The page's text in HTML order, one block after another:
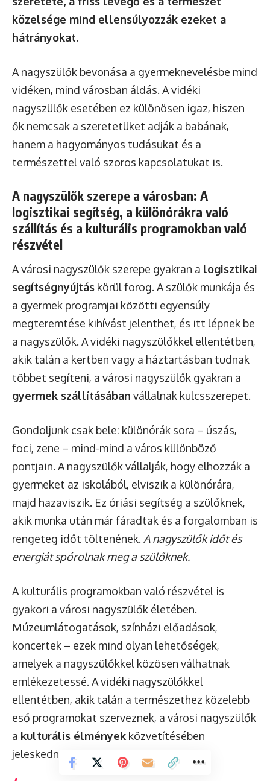
közelsége mind ellensúlyozzák ezeket a
hátrányokat.
A nagyszülők bevonása a gyermeknevelésbe mind
vidéken, mind városban áldás. A vidéki
nagyszülők esetében ez különösen igaz, hiszen
ők nemcsak a szeretetüket adják a babának,
hanem a hagyományos tudásukat és a
természettel való szoros kapcsolatukat is.
A nagyszülők szerepe a városban: A
logisztikai segítség, a különórákra való
szállítás és a kulturális programokban való
részvétel
A városi nagyszülők szerepe gyakran a logisztikai
segítségnyújtás körül forog. A szülők munkája és
a gyermek programjai közötti egyensúly
megteremtése kihívást jelenthet, és itt lépnek be
a nagyszülők. A vidéki nagyszülőkkel ellentétben,
akik talán a kertben vagy a háztartásban tudnak
többet segíteni, a városi nagyszülők gyakran a
gyermek szállításában vállalnak kulcsszerepet.
Gondoljunk csak bele: különórák sora – úszás,
foci, zene – mind-mind a város különböző
pontjain. A nagyszülők vállalják, hogy elhozzák a
gyermeket az iskolából, elviszik a különórára,
majd hazaviszik. Ez óriási segítség a szülőknek,
akik munka után már fáradtak és a forgalomban is
rengeteg időt töltenének. A nagyszülők időt és
energiát spórolnak meg a szülőknek.
A kulturális programokban való részvétel is
gyakori a városi nagyszülők életében.
Múzeumlátogatások, színházi előadások,
koncertek – ezek mind olyan lehetőségek,
amelyek a nagyszülőkkel közösen válhatnak
emlékezetessé. A vidéki nagyszülőkkel
ellentétben, akik talán a természethez közelebb
eső programokat szerveznek, a városi nagyszülők
a kulturális élmények közvetítésében
jeleskednek.